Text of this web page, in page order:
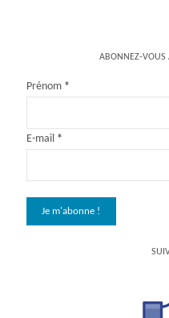
ABONNEZ-VOUS
Prénom *
E-mail *